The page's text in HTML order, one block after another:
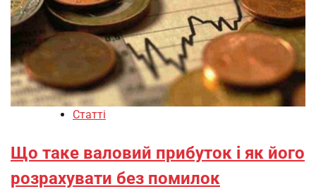
Статті
Що таке валовий прибуток і як його
розрахувати без помилок